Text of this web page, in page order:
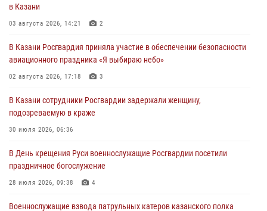
в Казани
03 августа 2026, 14:21 2
В Казани Росгвардия приняла участие в обеспечении безопасности
авиационного праздника «Я выбираю небо»
02 августа 2026, 17:18 3
В Казани сотрудники Росгвардии задержали женщину,
подозреваемую в краже
30 июля 2026, 06:36
В День крещения Руси военнослужащие Росгвардии посетили
праздничное богослужение
28 июля 2026, 09:38 4
Военнослужащие взвода патрульных катеров казанского полка